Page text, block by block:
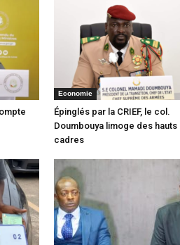
Economie
Épinglés par la CRIEF, le col.
Doumbouya limoge des hauts
cadres